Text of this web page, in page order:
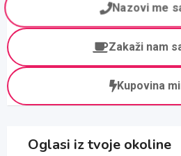
Nazovi me
Zakaži nam
Kupovina
Oglasi iz tvoje okoline